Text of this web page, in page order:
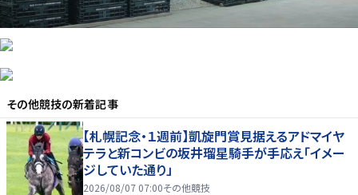
その他競技の新着記事
【札幌記念・１週前】凱旋門賞見据えるアドマイヤ
テラと新コンビの坂井瑠星騎手が手応え「イメー
ジしていた通り」
2026/08/07 07:00その他競技